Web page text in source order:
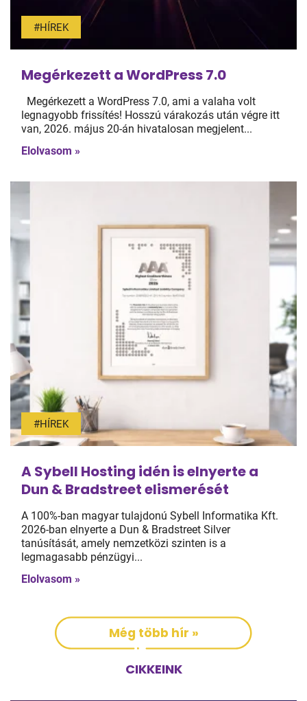
#HÍREK
Megérkezett a WordPress 7.0
Megérkezett a WordPress 7.0, ami a valaha volt
legnagyobb frissítés! Hosszú várakozás után végre itt
van, 2026. május 20-án hivatalosan megjelent...
Elolvasom »
#HÍREK
A Sybell Hosting idén is elnyerte a
Dun & Bradstreet elismerését
A 100%-ban magyar tulajdonú Sybell Informatika Kft.
2026-ban elnyerte a Dun & Bradstreet Silver
tanúsítását, amely nemzetközi szinten is a
legmagasabb pénzügyi...
Elolvasom »
Még több hír »
CIKKEINK